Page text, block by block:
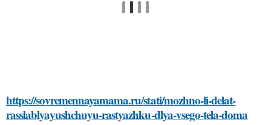
https://sovremennayamama.ru/stati/mozhno-li-delat-
rasslablyayushchuyu-rastyazhku-dlya-vsego-tela-doma